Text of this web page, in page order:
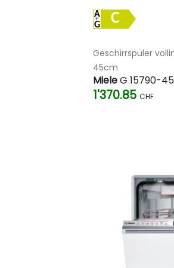
C
Geschirrspüler
45cm
MieleG 15790-45
1'370.85 CHF